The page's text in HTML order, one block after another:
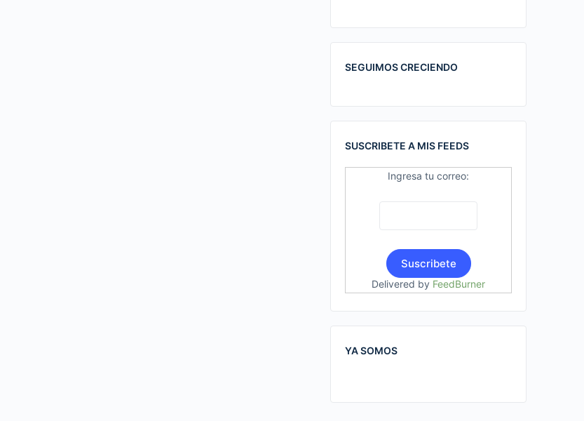
SEGUIMOS CRECIENDO
SUSCRIBETE A MIS FEEDS
Ingresa tu correo:
Delivered by FeedBurner
YA SOMOS